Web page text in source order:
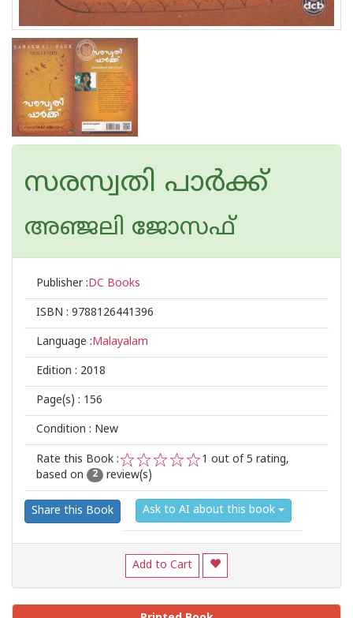
സരസ്വതി പാര്‍ക്ക്
അഞ്ജലി ജോസഫ്
Publisher :DC Books
ISBN : 9788126441396
Language :Malayalam
Edition : 2018
Page(s) : 156
Condition : New
Rate this Book :
2
1
1 out of 5 rating,
based on
2 review(s)
Share this Book Ask to AI about this book
Add to Cart